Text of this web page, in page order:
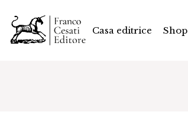
Casa editrice Shop